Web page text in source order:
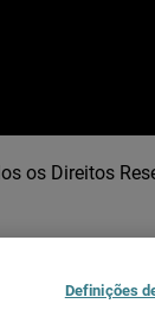
os Direitos
Definições